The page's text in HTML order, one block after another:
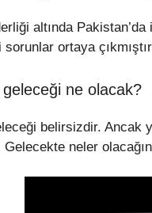
altında
sorunlar ortaya
geleceği ne olacak?
belirsizdir.
Gelecekte neler